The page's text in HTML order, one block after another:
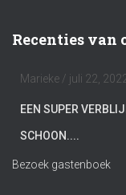
Recenties van
Marieke / juli 22,
EEN SUPER
SCHOON....
Helma/ mei 31, 2022
SAMEN MET ONZE
B&B...
Bezoek gastenboek